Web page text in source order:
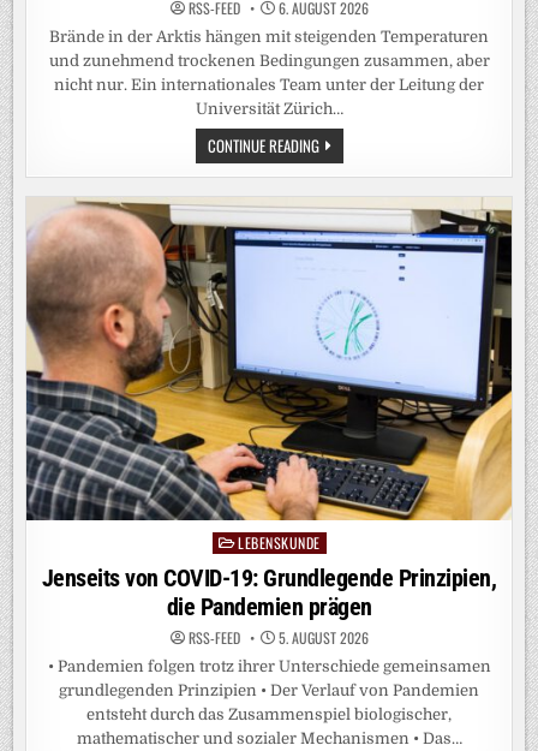
RSS-FEED 6. AUGUST 2026
Brände in der Arktis hängen mit steigenden Temperaturen
und zunehmend trockenen Bedingungen zusammen, aber
nicht nur. Ein internationales Team unter der Leitung der
Universität Zürich…
CONTINUE READINGBRANDHÄUFIGKEIT
IN
ARKTIS
MENSCHLICHE
AKTIVITÄTEN
MEHR
ALS
Posted
in
LEBENSKUNDE
Jenseits von COVID-19: Grundlegende Prinzipien,
die Pandemien prägen
RSS-FEED 5. AUGUST 2026
• Pandemien folgen trotz ihrer Unterschiede gemeinsamen
grundlegenden Prinzipien • Der Verlauf von Pandemien
entsteht durch das Zusammenspiel biologischer,
mathematischer und sozialer Mechanismen • Das…